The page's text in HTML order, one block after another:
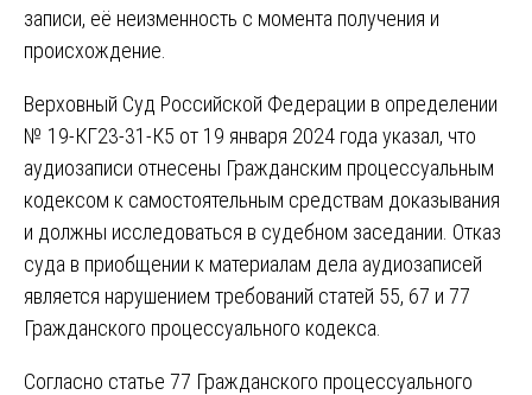
записи, её неизменность с момента получения и
происхождение.
Верховный Суд Российской Федерации в определении
№ 19-КГ23-31-К5 от 19 января 2024 года указал, что
аудиозаписи отнесены Гражданским процессуальным
кодексом к самостоятельным средствам доказывания
и должны исследоваться в судебном заседании. Отказ
суда в приобщении к материалам дела аудиозаписей
является нарушением требований статей 55, 67 и 77
Гражданского процессуального кодекса.
Согласно статье 77 Гражданского процессуального